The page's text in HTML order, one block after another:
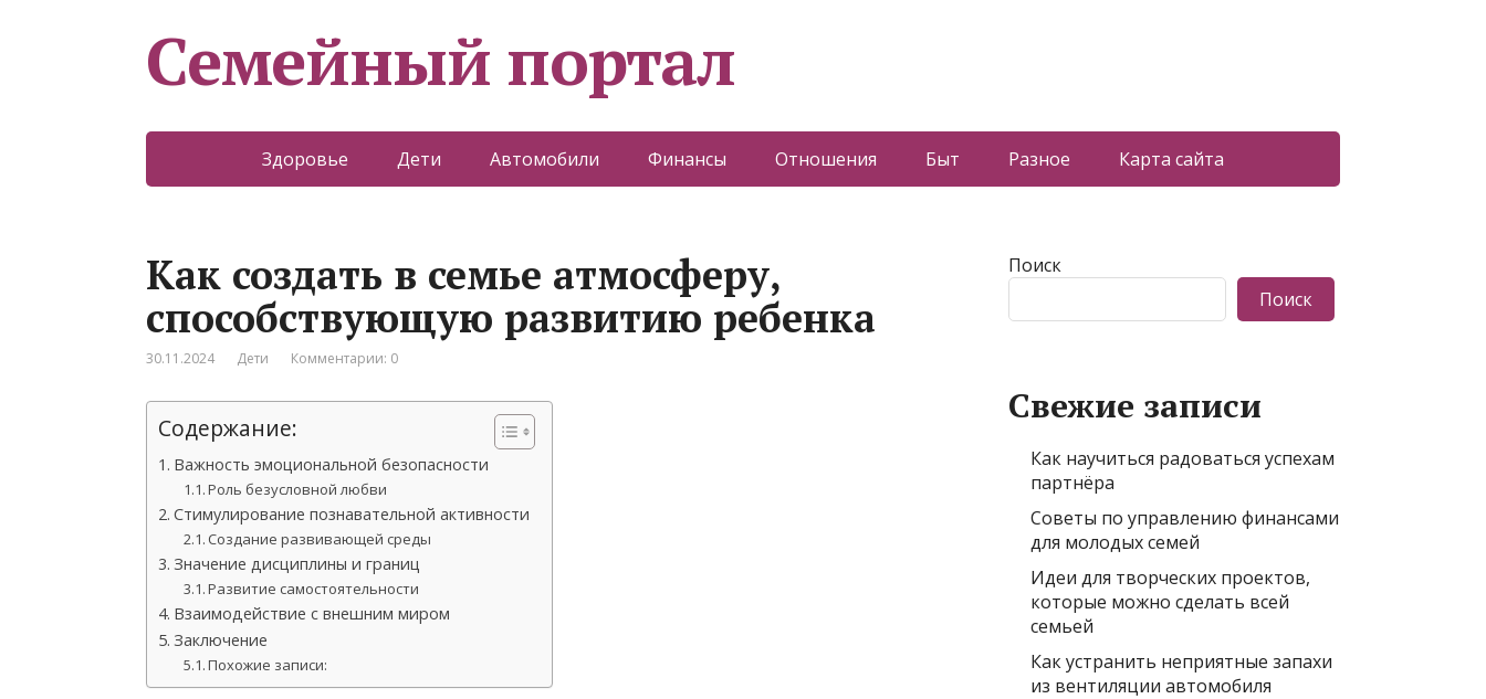
Семейный портал
Здоровье Дети Автомобили Финансы Отношения Быт Разное Карта сайта
Как создать в семье атмосферу,
способствующую развитию ребенка
30.11.2024 Дети Комментарии: 0
Содержание:
Важность эмоциональной безопасности
Роль безусловной любви
Стимулирование познавательной активности
Создание развивающей среды
Значение дисциплины и границ
Развитие самостоятельности
Взаимодействие с внешним миром
Заключение
Похожие записи:
Поиск
Поиск
Свежие записи
Как научиться радоваться успехам
партнёра
Советы по управлению финансами
для молодых семей
Идеи для творческих проектов,
которые можно сделать всей
семьей
Как устранить неприятные запахи
из вентиляции автомобиля